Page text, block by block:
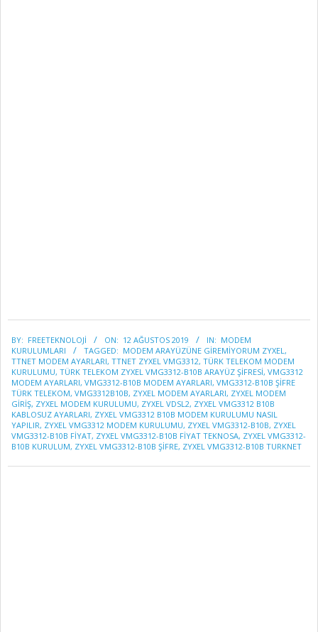
08-
12
BY: FREETEKNOLOJI ON: 12 AĞUSTOS 2019 IN: MODEM
KURULUMLARI
TAGGED: MODEM ARAYÜZÜNE GIREMIYORUM ZYXEL,
TTNET MODEM AYARLARI, TTNET ZYXEL VMG3312, TÜRK TELEKOM MODEM
KURULUMU, TÜRK TELEKOM ZYXEL VMG3312-B10B ARAYÜZ ŞIFRESI, VMG3312
MODEM AYARLARI, VMG3312-B10B MODEM AYARLARI, VMG3312-B10B ŞIFRE
TÜRK TELEKOM, VMG3312B10B, ZYXEL MODEM AYARLARI, ZYXEL MODEM
GIRIŞ, ZYXEL MODEM KURULUMU, ZYXEL VDSL2, ZYXEL VMG3312 B10B
KABLOSUZ AYARLARI, ZYXEL VMG3312 B10B MODEM KURULUMU NASIL
YAPILIR, ZYXEL VMG3312 MODEM KURULUMU, ZYXEL VMG3312-B10B, ZYXEL
VMG3312-B10B FIYAT, ZYXEL VMG3312-B10B FIYAT TEKNOSA, ZYXEL VMG3312-
B10B KURULUM, ZYXEL VMG3312-B10B ŞIFRE, ZYXEL VMG3312-B10B TURKNET